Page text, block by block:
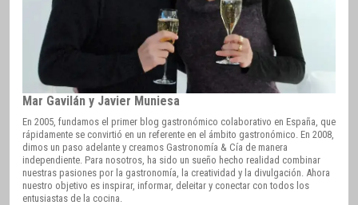
Mar Gavilán y Javier Muniesa
En 2005, fundamos el primer blog gastronómico colaborativo en España, que
rápidamente se convirtió en un referente en el ámbito gastronómico. En 2008,
dimos un paso adelante y creamos Gastronomía & Cía de manera
independiente. Para nosotros, ha sido un sueño hecho realidad combinar
nuestras pasiones por la gastronomía, la creatividad y la divulgación. Ahora
nuestro objetivo es inspirar, informar, deleitar y conectar con todos los
entusiastas de la cocina.